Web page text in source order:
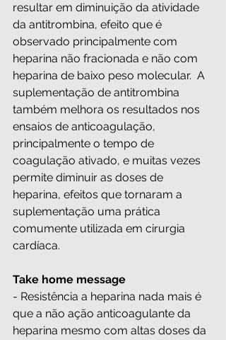
resultar em diminuição da atividade
da antitrombina, efeito que é
observado principalmente com
heparina não fracionada e não com
heparina de baixo peso molecular.  A
suplementação de antitrombina
também melhora os resultados nos
ensaios de anticoagulação,
principalmente o tempo de
coagulação ativado, e muitas vezes
permite diminuir as doses de
heparina, efeitos que tornaram a
suplementação uma prática
comumente utilizada em cirurgia
cardíaca.
Take home message
- Resistência a heparina nada mais é
que a não ação anticoagulante da
heparina mesmo com altas doses da